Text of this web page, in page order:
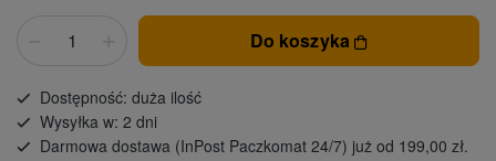
Do koszyka
Dostępność: duża ilość
Wysyłka w: 2 dni
Darmowa dostawa (InPost Paczkomat 24/7) już od 199,00 zł.